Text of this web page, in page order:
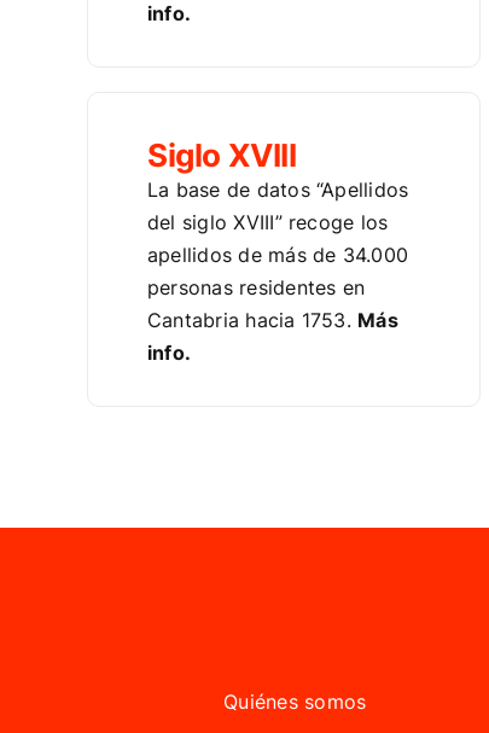
info.
Siglo XVIII
La base de datos “Apellidos
del siglo XVIII” recoge los
apellidos de más de 34.000
personas residentes en
Cantabria hacia 1753. Más
info.
Quiénes somos